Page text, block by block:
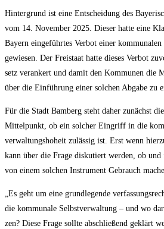
Hin­ter­grund ist eine Ent­schei­dung des
vom 14. Novem­ber 2025. Die­ser hat­te eine
Bay­ern ein­ge­führ­tes Ver­bot einer
ge­wie­sen. Der Frei­staat hat­te die­ses Ver­bot
setz ver­an­kert und damit den Kom­mu­nen die
über die Ein­füh­rung einer sol­chen Abga­be zu
Für die Stadt Bam­berg steht daher zunächst
Mit­tel­punkt, ob ein sol­cher Ein­griff in die
ver­wal­tungs­ho­heit zuläs­sig ist. Erst wenn
kann über die Fra­ge dis­ku­tiert wer­den, ob
von einem sol­chen Instru­ment Gebrauch
„Es geht um eine grund­le­gen­de
die kom­mu­na­le Selbst­ver­wal­tung – und wo
zen? Die­se Fra­ge soll­te abschlie­ßend geklärt